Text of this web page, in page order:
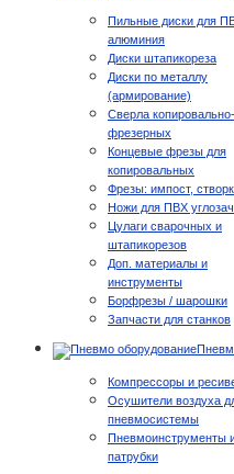
Пильные диски для
алюминия
Диски штапикореза
Диски по металлу
(армирование)
Сверла копировально-
фрезерных
Концевые фрезы для
копировальных
Фрезы: импост,
Ножи для ПВХ
Цулаги сварочных и
штапикорезов
Доп. материалы и
инструменты
Борфрезы / шарошки
Запчасти для станков
Компрессоры и
Осушители воздуха
пневмосистемы
Пневмоинструменты
патрубки